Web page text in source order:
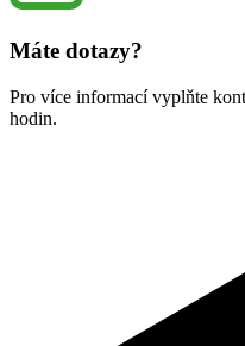
Máte dotazy?
Pro více informací vyplňte
hodin.